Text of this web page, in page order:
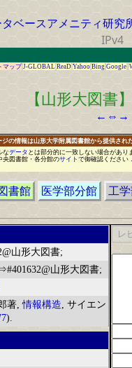
ベースアメニティ研究
IPv4
マップ J-GLOBAL ReaD Yahoo Bing Google
【山形大図書
← ⇔ →
の情報は山形大学附属図書館から提供され
なデータ と は部分的に一致しない場合があり
央図書館 ・ 各分館のサイト で御確認ください ．
書館 医学部分館 工
山形大図書;
山形大図書;
著,情報構造, サイエン
).